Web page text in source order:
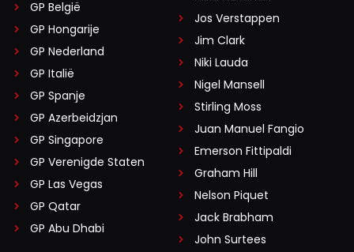
GP België
GP Hongarije
GP Nederland
GP Italië
GP Spanje
GP Azerbeidzjan
GP Singapore
GP Verenigde Staten
GP Las Vegas
GP Qatar
GP Abu Dhabi
Jos Verstappen
Jim Clark
Niki Lauda
Nigel Mansell
Stirling Moss
Juan Manuel Fangio
Emerson Fittipaldi
Graham Hill
Nelson Piquet
Jack Brabham
John Surtees